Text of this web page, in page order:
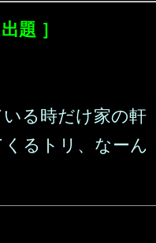
題 ］
る時だけ家の軒
るトリ、なーん